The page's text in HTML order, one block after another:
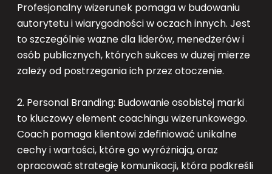
Profesjonalny wizerunek pomaga w budowaniu
autorytetu i wiarygodności w oczach innych. Jest
to szczególnie ważne dla liderów, menedżerów i
osób publicznych, których sukces w dużej mierze
zależy od postrzegania ich przez otoczenie.
2. Personal Branding: Budowanie osobistej marki
to kluczowy element coachingu wizerunkowego.
Coach pomaga klientowi zdefiniować unikalne
cechy i wartości, które go wyróżniają, oraz
opracować strategię komunikacji, która podkreśli